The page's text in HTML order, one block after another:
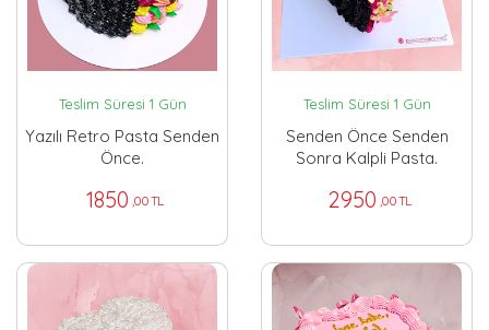
Teslim Süresi 1 Gün
Yazılı Retro Pasta Senden
Önce.
1850 ,00 TL
Teslim Süresi 1 Gün
Senden Önce Senden
Sonra Kalpli Pasta.
2950 ,00 TL